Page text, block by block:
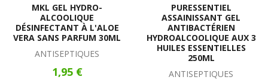
MKL GEL HYDRO-
ALCOOLIQUE
DÉSINFECTANT À L'ALOE
VERA SANS PARFUM 30ML
ANTISEPTIQUES
1,95 €
PURESSENTIEL
ASSAINISSANT GEL
ANTIBACTÉRIEN
HYDROALCOOLIQUE AUX 3
HUILES ESSENTIELLES
250ML
ANTISEPTIQUES